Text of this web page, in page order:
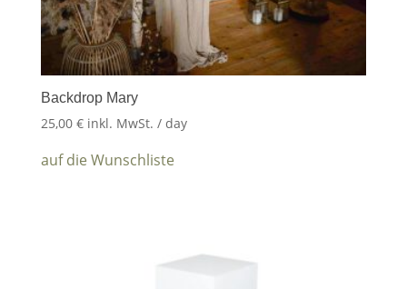
Backdrop Mary
25,00 € inkl. MwSt. / day
auf die Wunschliste